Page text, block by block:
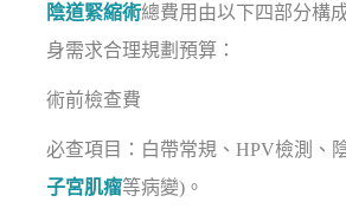
陰道緊縮術總費用由以下四部分構
身需求合理規劃預算：
術前檢查費
必查項目：白帶常規、HPV檢測、
子宮肌瘤等病變)。